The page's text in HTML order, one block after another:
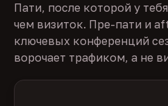
Пати, после которой у
чем визиток. Пре-пати и
ключевых конференций
ворочает трафиком, а не